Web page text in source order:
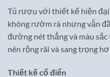
Tủ rượu với thiết kế hiện
không rườm rà nhưng vẫn
đường nét thẳng và màu
nên rộng rãi và sang trọng
Thiết kế cổ điển